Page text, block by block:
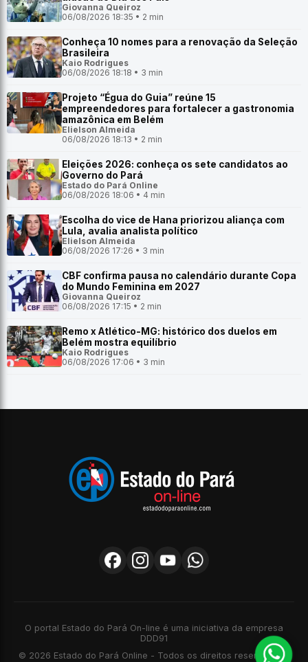
Giovanna Queiroz
06/08/2026 18:35 • 2 min
Conheça 10 nomes para a renovação da Seleção
Brasileira
Kaio Rodrigues
06/08/2026 18:18 • 3 min
Projeto “Égua do Guia” reúne 15
empreendedores para fortalecer a gastronomia
amazônica em Belém
Elielson Almeida
06/08/2026 18:13 • 2 min
Eleições 2026: conheça os sete candidatos ao
Governo do Pará
Estado do Pará Online
06/08/2026 18:06 • 4 min
Escolha do vice de Hana priorizou aliança com
Lula, avalia analista político
Elielson Almeida
06/08/2026 17:26 • 3 min
CBF confirma pausa no calendário durante Copa
do Mundo Feminina em 2027
Giovanna Queiroz
06/08/2026 17:15 • 2 min
Remo x Atlético-MG: histórico dos duelos em
Belém mostra equilíbrio
Kaio Rodrigues
06/08/2026 17:06 • 3 min
O portal Estado do Pará On-line é uma iniciativa da empresa
DDD91
© 2026 Estado do Pará Online - Todos os direitos reservados -